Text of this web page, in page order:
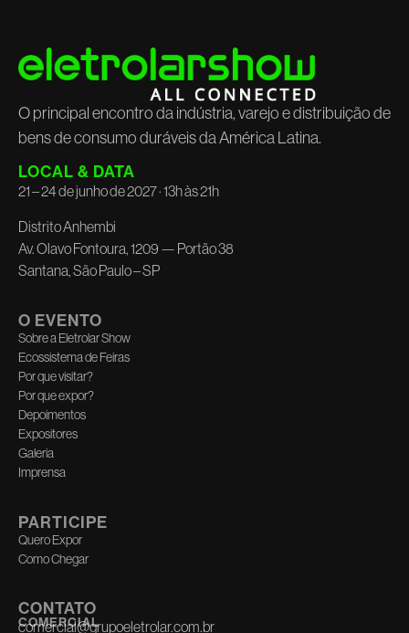
O principal encontro da indústria, varejo e distribuição de
bens de consumo duráveis da América Latina.
LOCAL & DATA
21 – 24 de junho de 2027 · 13h às 21h
Distrito Anhembi
Av. Olavo Fontoura, 1209 — Portão 38
Santana, São Paulo – SP
O EVENTO
Sobre a Eletrolar Show
Ecossistema de Feiras
Por que visitar?
Por que expor?
Depoimentos
Expositores
Galeria
Imprensa
PARTICIPE
Quero Expor
Como Chegar
CONTATO
COMERCIAL
comercial@grupoeletrolar.com.br